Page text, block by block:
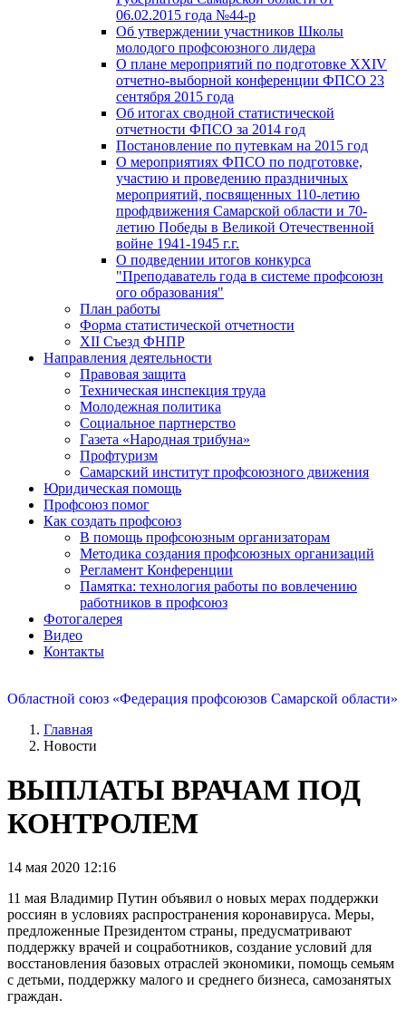
06.02.2015 года №44-р
Об утверждении участников Школы
молодого профсоюзного лидера
О плане мероприятий по подготовке XXIV
отчетно-выборной конференции ФПСО 23
сентября 2015 года
Об итогах сводной статистической
отчетности ФПСО за 2014 год
Постановление по путевкам на 2015 год
О мероприятиях ФПСО по подготовке,
участию и проведению праздничных
мероприятий, посвященных 110-летию
профдвижения Самарской области и 70-
летию Победы в Великой Отечественной
войне 1941-1945 г.г.
О подведении итогов конкурса
"Преподаватель года в системе профсоюзн
ого образования"
План работы
Форма статистической отчетности
XII Съезд ФНПР
Направления деятельности
Правовая защита
Техническая инспекция труда
Молодежная политика
Социальное партнерство
Газета «Народная трибуна»
Профтуризм
Самарский институт профсоюзного движения
Юридическая помощь
Профсоюз помог
Как создать профсоюз
В помощь профсоюзным организаторам
Методика создания профсоюзных организаций
Регламент Конференции
Памятка: технология работы по вовлечению
работников в профсоюз
Фотогалерея
Видео
Контакты
Областной союз «Федерация профсоюзов Самарской области»
Главная
Новости
ВЫПЛАТЫ ВРАЧАМ ПОД
КОНТРОЛЕМ
14 мая 2020 12:16
11 мая Владимир Путин объявил о новых мерах поддержки
россиян в условиях распространения коронавируса. Меры,
предложенные Президентом страны, предусматривают
поддержку врачей и соцработников, создание условий для
восстановления базовых отраслей экономики, помощь семьям
с детьми, поддержку малого и среднего бизнеса, самозанятых
граждан.